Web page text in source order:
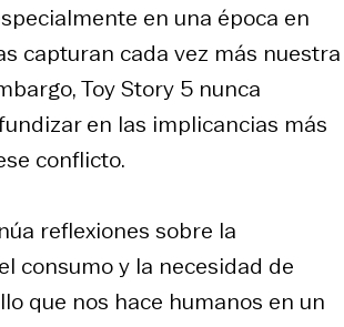
en una época en
capturan cada vez más nuestra
Toy Story 5 nunca
en las implicancias más
conflicto.
reflexiones sobre la
consumo y la necesidad de
que nos hace humanos en un